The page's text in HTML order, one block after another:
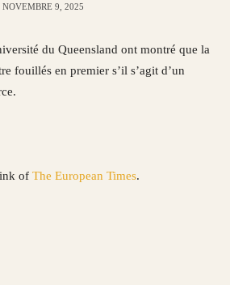
NOVEMBRE 9, 2025
du Queensland ont montré que la
fouillés en premier s’il s’agit d’un
of The European Times.